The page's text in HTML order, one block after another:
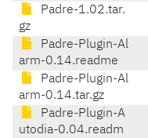
Padre-1.02.tar.
gz
Padre-Plugin-Al
arm-0.14.readme
Padre-Plugin-Al
arm-0.14.tar.gz
Padre-Plugin-A
utodia-0.04.readm